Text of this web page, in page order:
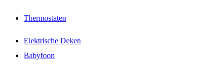
Thermostaten
Elektrische Deken
Babyfoon